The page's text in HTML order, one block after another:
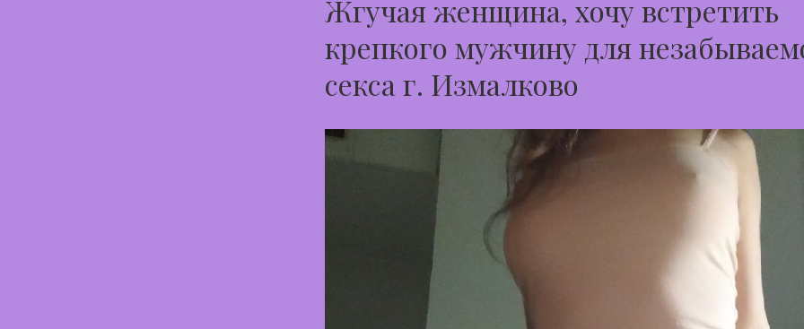
Жгучая женщина, хочу встретить
крепкого мужчину для
секса г. Измалково